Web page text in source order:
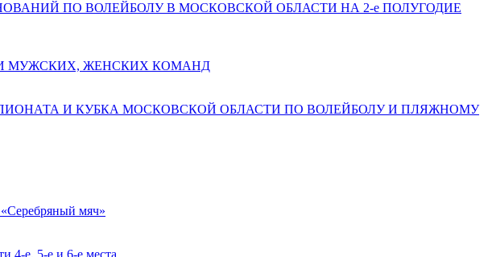
ПО ВОЛЕЙБОЛУ В МОСКОВСКОЙ ОБЛАСТИ НА 2-е ПОЛУГОДИЕ
МУЖСКИХ, ЖЕНСКИХ КОМАНД
И КУБКА МОСКОВСКОЙ ОБЛАСТИ ПО ВОЛЕЙБОЛУ И ПЛЯЖНОМУ
мяч»